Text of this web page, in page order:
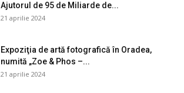
Ajutorul de 95 de Miliarde de...
21 aprilie 2024
Expoziţia de artă fotografică în Oradea,
numită „Zoe & Phos –...
21 aprilie 2024